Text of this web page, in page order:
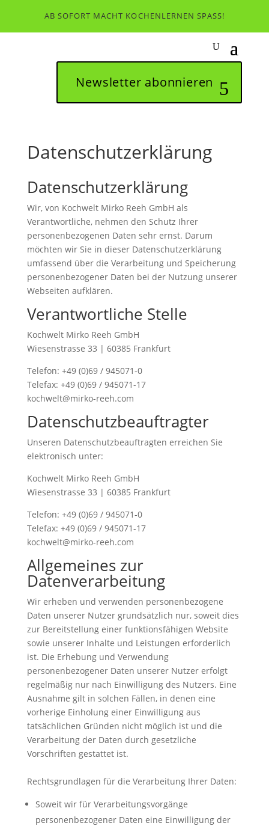
AB SOFORT MACHT KOCHENLERNEN SPASS!
Newsletter abonnieren
Datenschutzerklärung
Datenschutzerklärung
Wir, von Kochwelt Mirko Reeh GmbH als
Verantwortliche, nehmen den Schutz Ihrer
personenbezogenen Daten sehr ernst. Darum
möchten wir Sie in dieser Datenschutzerklärung
umfassend über die Verarbeitung und Speicherung
personenbezogener Daten bei der Nutzung unserer
Webseiten aufklären.
Verantwortliche Stelle
Kochwelt Mirko Reeh GmbH
Wiesenstrasse 33 | 60385 Frankfurt
Telefon: +49 (0)69 / 945071-0
Telefax: +49 (0)69 / 945071-17
kochwelt@mirko-reeh.com
Datenschutzbeauftragter
Unseren Datenschutzbeauftragten erreichen Sie
elektronisch unter:
Kochwelt Mirko Reeh GmbH
Wiesenstrasse 33 | 60385 Frankfurt
Telefon: +49 (0)69 / 945071-0
Telefax: +49 (0)69 / 945071-17
kochwelt@mirko-reeh.com
Allgemeines zur
Datenverarbeitung
Wir erheben und verwenden personenbezogene
Daten unserer Nutzer grundsätzlich nur, soweit dies
zur Bereitstellung einer funktionsfähigen Website
sowie unserer Inhalte und Leistungen erforderlich
ist. Die Erhebung und Verwendung
personenbezogener Daten unserer Nutzer erfolgt
regelmäßig nur nach Einwilligung des Nutzers. Eine
Ausnahme gilt in solchen Fällen, in denen eine
vorherige Einholung einer Einwilligung aus
tatsächlichen Gründen nicht möglich ist und die
Verarbeitung der Daten durch gesetzliche
Vorschriften gestattet ist.
Rechtsgrundlagen für die Verarbeitung Ihrer Daten:
Soweit wir für Verarbeitungsvorgänge
personenbezogener Daten eine Einwilligung der